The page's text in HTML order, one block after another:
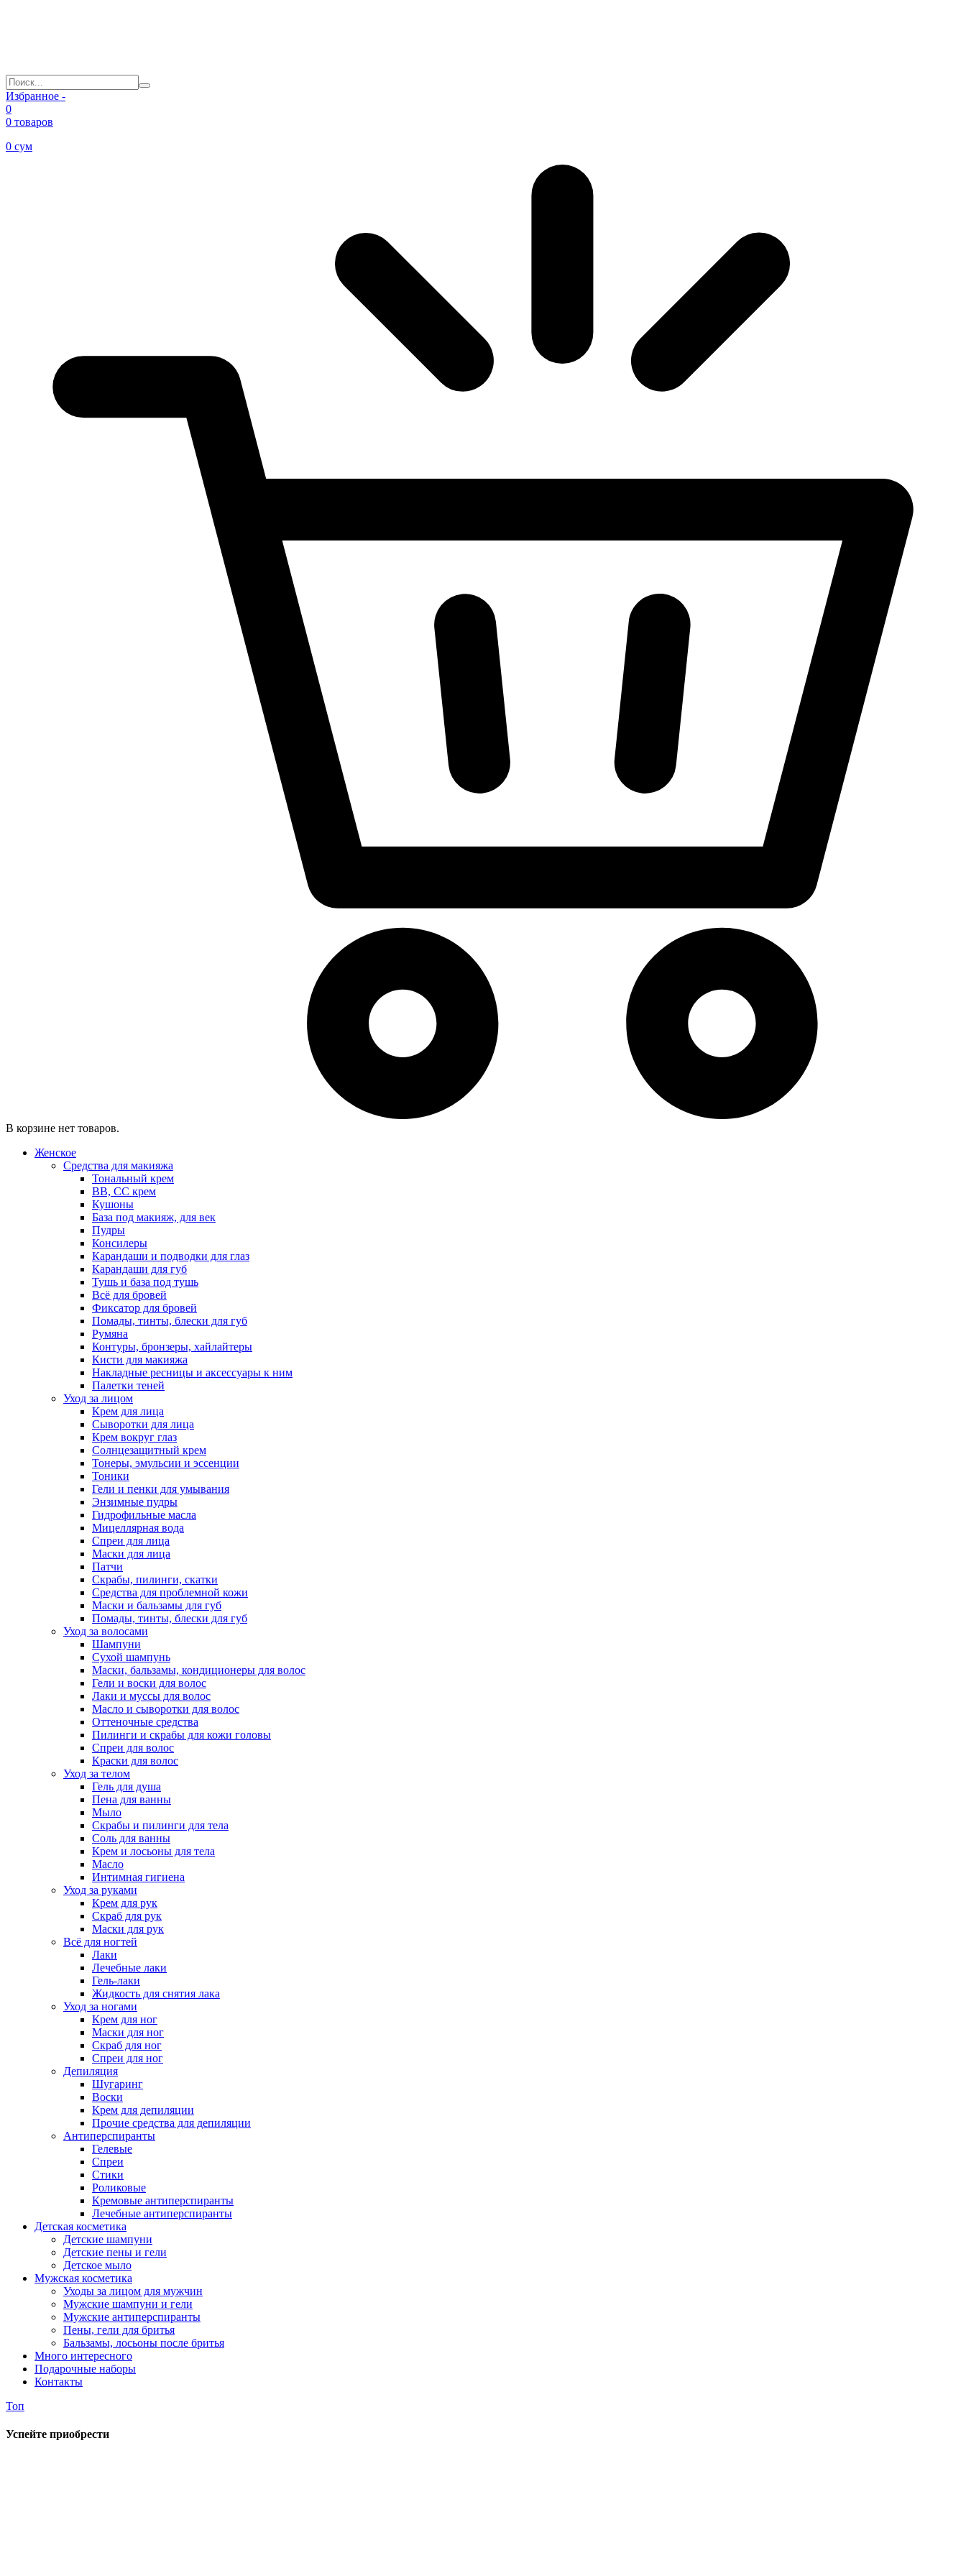
Избранное -
0
0 товаров
0 сум
В корзине нет товаров.
Женское
Средства для макияжа
Тональный крем
BB, CC крем
Кушоны
База под макияж, для век
Пудры
Консилеры
Карандаши и подводки для глаз
Карандаши для губ
Тушь и база под тушь
Всё для бровей
Фиксатор для бровей
Помады, тинты, блески для губ
Румяна
Контуры, бронзеры, хайлайтеры
Кисти для макияжа
Накладные ресницы и аксессуары к ним
Палетки теней
Уход за лицом
Крем для лица
Сыворотки для лица
Крем вокруг глаз
Солнцезащитный крем
Тонеры, эмульсии и эссенции
Тоники
Гели и пенки для умывания
Энзимные пудры
Гидрофильные масла
Мицеллярная вода
Спреи для лица
Маски для лица
Патчи
Скрабы, пилинги, скатки
Средства для проблемной кожи
Маски и бальзамы для губ
Помады, тинты, блески для губ
Уход за волосами
Шампуни
Сухой шампунь
Маски, бальзамы, кондиционеры для волос
Гели и воски для волос
Лаки и муссы для волос
Масло и сыворотки для волос
Оттеночные средства
Пилинги и скрабы для кожи головы
Спреи для волос
Краски для волос
Уход за телом
Гель для душа
Пена для ванны
Мыло
Скрабы и пилинги для тела
Соль для ванны
Крем и лосьоны для тела
Масло
Интимная гигиена
Уход за руками
Крем для рук
Скраб для рук
Маски для рук
Всё для ногтей
Лаки
Лечебные лаки
Гель-лаки
Жидкость для снятия лака
Уход за ногами
Крем для ног
Маски для ног
Скраб для ног
Спреи для ног
Депиляция
Шугаринг
Воски
Крем для депиляции
Прочие средства для депиляции
Антиперспиранты
Гелевые
Спреи
Стики
Роликовые
Кремовые антиперспиранты
Лечебные антиперспиранты
Детская косметика
Детские шампуни
Детские пены и гели
Детское мыло
Мужская косметика
Уходы за лицом для мужчин
Мужские шампуни и гели
Мужские антиперспиранты
Пены, гели для бритья
Бальзамы, лосьоны после бритья
Много интересного
Подарочные наборы
Контакты
Топ
Успейте приобрести